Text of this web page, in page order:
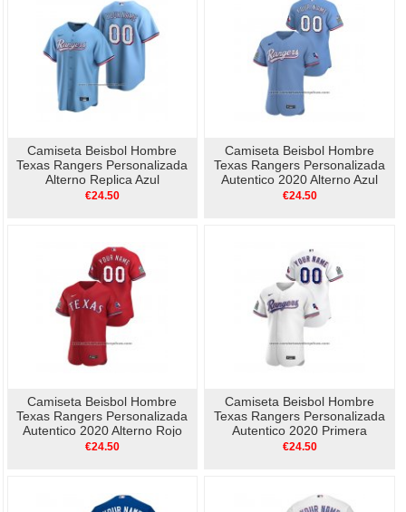
Camiseta Beisbol Hombre
Texas Rangers Personalizada
Alterno Replica Azul
€24.50
Camiseta Beisbol Hombre
Texas Rangers Personalizada
Autentico 2020 Alterno Azul
€24.50
Camiseta Beisbol Hombre
Texas Rangers Personalizada
Autentico 2020 Alterno Rojo
€24.50
Camiseta Beisbol Hombre
Texas Rangers Personalizada
Autentico 2020 Primera
Blanco
€24.50